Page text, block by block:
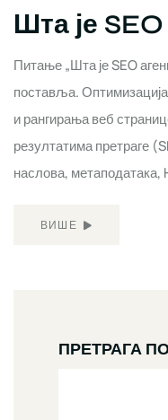
Шта је SEO
Питање „Шта је SEO
поставља.
и рангирања веб
резултатима претраге
наслова, метаподатака,
ВИШЕ
ПРЕТРАГА